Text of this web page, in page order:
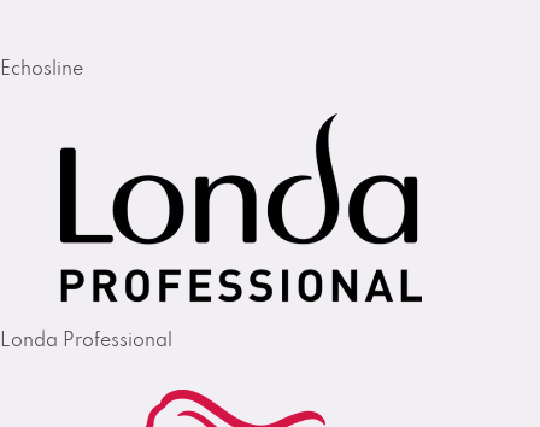
Echosline
Londa Professional